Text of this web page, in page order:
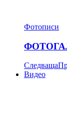
Фотописи
Следваща
Видео